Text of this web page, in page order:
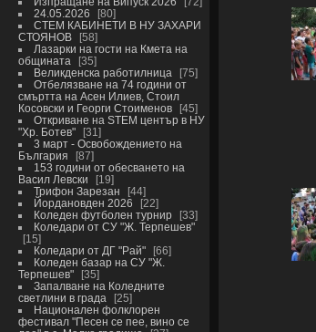
24.05.2026
80
СТЕМ КАБИНЕТИ В НУ ЗАХАРИ
СТОЯНОВ
58
Лазарки на гости на Кмета на
общината
35
Великденска работилница
75
Отбелязване на 74 години от
смъртта на Асен Илиев, Стоил
Косовски и Георги Стоименов
45
Откриване на STEM център в НУ
"Хр. Ботев"
31
3 март - Освобождението на
България
87
153 години от обесването на
Васил Левски
19
Трифон Зарезан
44
Йордановден 2026
22
Коледен футболен турнир
33
Коледари от СУ "Ж. Терпешев"
15
Коледари от ДГ "Рай"
66
Коледен базар на СУ "Ж.
Терпешев"
35
Запалване на Коледните
светлини в града
25
Национален фолклорен
фестивал "Песен се пее, вино се